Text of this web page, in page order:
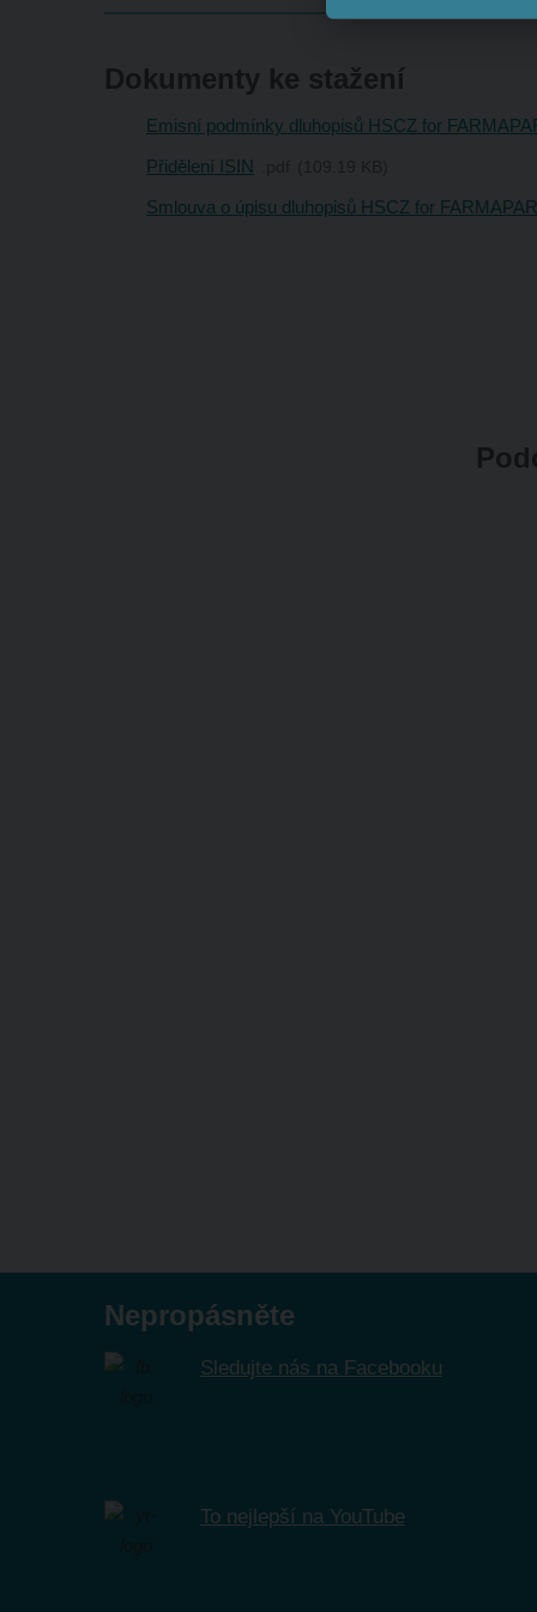
Dokumenty ke stažení
Emisní podmínky dluhopisů HSCZ for
Přidělení ISIN
Smlouva o úpisu dluhopisů HSCZ for
Nepropásněte
Sledujte nás na Facebooku
To nejlepší na YouTube